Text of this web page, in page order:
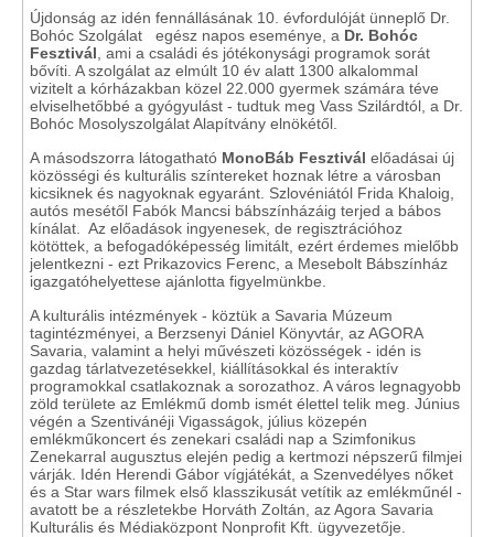
Újdonság az idén fennállásának 10. évfordulóját ünneplő Dr.
Bohóc Szolgálat egész napos eseménye, a Dr. Bohóc
Fesztivál , ami a családi és jótékonysági programok sorát
bővíti. A szolgálat az elmúlt 10 év alatt 1300 alkalommal
vizitelt a kórházakban közel 22.000 gyermek számára téve
elviselhetőbbé a gyógyulást - tudtuk meg Vass Szilárdtól, a Dr.
Bohóc Mosolyszolgálat Alapítvány elnökétől.
A másodszorra látogatható MonoBáb Fesztivál előadásai új
közösségi és kulturális színtereket hoznak létre a városban
kicsiknek és nagyoknak egyaránt. Szlovéniától Frida Khaloig,
autós mesétől Fabók Mancsi bábszínházáig terjed a bábos
kínálat. Az előadások ingyenesek, de regisztrációhoz
kötöttek, a befogadóképesség limitált, ezért érdemes mielőbb
jelentkezni - ezt Prikazovics Ferenc, a Mesebolt Bábszínház
igazgatóhelyettese ajánlotta figyelmünkbe.
A kulturális intézmények - köztük a Savaria Múzeum
tagintézményei, a Berzsenyi Dániel Könyvtár, az AGORA
Savaria, valamint a helyi művészeti közösségek - idén is
gazdag tárlatvezetésekkel, kiállításokkal és interaktív
programokkal csatlakoznak a sorozathoz. A város legnagyobb
zöld területe az Emlékmű domb ismét élettel telik meg. Június
végén a Szentivánéji Vigasságok, július közepén
emlékműkoncert és zenekari családi nap a Szimfonikus
Zenekarral augusztus elején pedig a kertmozi népszerű filmjei
várják. Idén Herendi Gábor vígjátékát, a Szenvedélyes nőket
és a Star wars filmek első klasszikusát vetítik az emlékműnél -
avatott be a részletekbe Horváth Zoltán, az Agora Savaria
Kulturális és Médiaközpont Nonprofit Kft. ügyvezetője.